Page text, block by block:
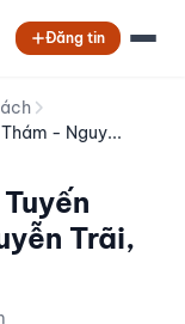
Đăng tin
- Nguy...
Trãi,